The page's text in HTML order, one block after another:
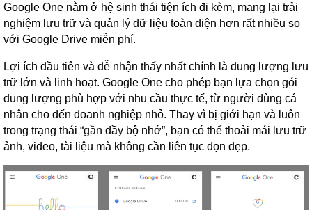
Google One nằm ở hệ sinh thái tiện ích đi kèm, mang lại trải
nghiệm lưu trữ và quản lý dữ liệu toàn diện hơn rất nhiều so
với Google Drive miễn phí.
Lợi ích đầu tiên và dễ nhận thấy nhất chính là dung lượng lưu
trữ lớn và linh hoạt. Google One cho phép bạn lựa chọn gói
dung lượng phù hợp với nhu cầu thực tế, từ người dùng cá
nhân cho đến doanh nghiệp nhỏ. Thay vì bị giới hạn và luôn
trong trạng thái “gần đầy bộ nhớ”, bạn có thể thoải mái lưu trữ
ảnh, video, tài liệu mà không cần liên tục dọn dẹp.